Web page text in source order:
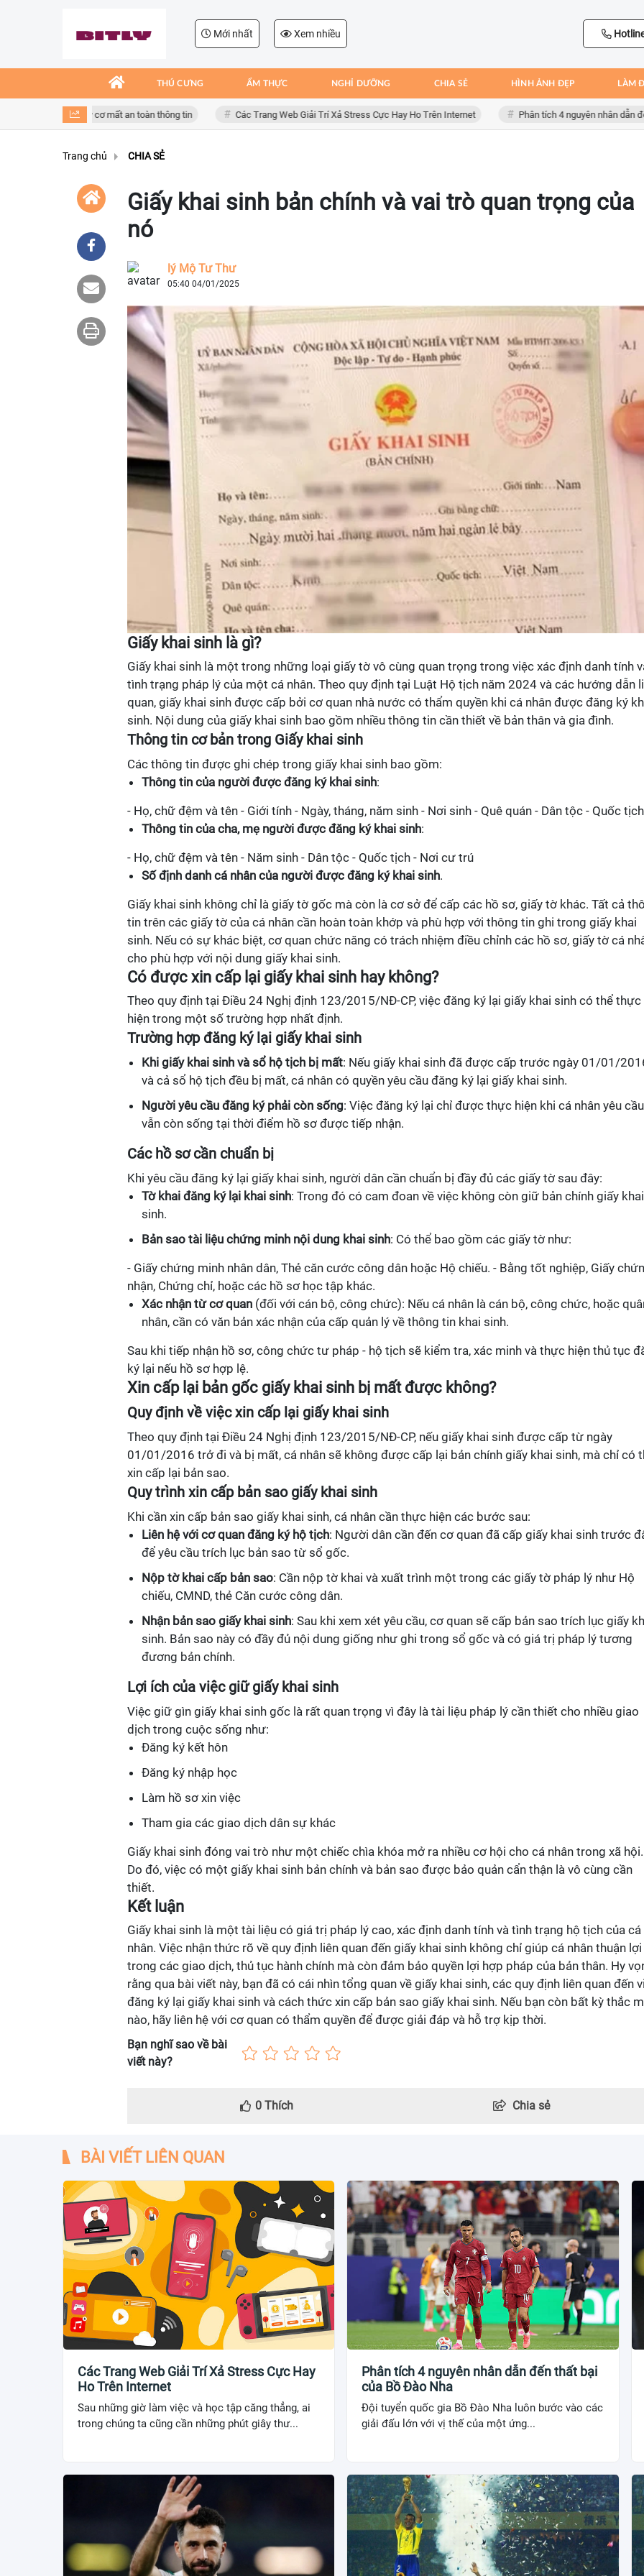
Mới nhất Xem nhiều
THÚ CƯNG ẨM THỰC NGHỈ DƯỠNG CHIA SẺ HÌNH ẢNH ĐẸP LÀM
giả mạo, nguy cơ mất an toàn thông tin Các Trang Web Giải Trí Xả Stress Cực Hay Ho Trên Internet Phân tích 4 nguyên nhân dẫn đến
Trang chủ CHIA SẺ
Giấy khai sinh bản chính và vai trò quan trọng của
nó
lý Mộ Tư Thư
05:40 04/01/2025
Giấy khai sinh là gì?
Giấy khai sinh là một trong những loại giấy tờ vô cùng quan trọng trong việc xác định danh tính
tình trạng pháp lý của một cá nhân. Theo quy định tại Luật Hộ tịch năm 2024 và các hướng dẫn
quan, giấy khai sinh được cấp bởi cơ quan nhà nước có thẩm quyền khi cá nhân được đăng ký
sinh. Nội dung của giấy khai sinh bao gồm nhiều thông tin cần thiết về bản thân và gia đình.
Thông tin cơ bản trong Giấy khai sinh
Các thông tin được ghi chép trong giấy khai sinh bao gồm:
Thông tin của người được đăng ký khai sinh:
- Họ, chữ đệm và tên - Giới tính - Ngày, tháng, năm sinh - Nơi sinh - Quê quán - Dân tộc - Quốc tịch
Thông tin của cha, mẹ người được đăng ký khai sinh:
- Họ, chữ đệm và tên - Năm sinh - Dân tộc - Quốc tịch - Nơi cư trú
Số định danh cá nhân của người được đăng ký khai sinh.
Giấy khai sinh không chỉ là giấy tờ gốc mà còn là cơ sở để cấp các hồ sơ, giấy tờ khác. Tất cả
tin trên các giấy tờ của cá nhân cần hoàn toàn khớp và phù hợp với thông tin ghi trong giấy khai
sinh. Nếu có sự khác biệt, cơ quan chức năng có trách nhiệm điều chỉnh các hồ sơ, giấy tờ cá
cho phù hợp với nội dung giấy khai sinh.
Có được xin cấp lại giấy khai sinh hay không?
Theo quy định tại Điều 24 Nghị định 123/2015/NĐ-CP, việc đăng ký lại giấy khai sinh có thể thực
hiện trong một số trường hợp nhất định.
Trường hợp đăng ký lại giấy khai sinh
Khi giấy khai sinh và sổ hộ tịch bị mất: Nếu giấy khai sinh đã được cấp trước ngày 01/01/
và cả sổ hộ tịch đều bị mất, cá nhân có quyền yêu cầu đăng ký lại giấy khai sinh.
Người yêu cầu đăng ký phải còn sống: Việc đăng ký lại chỉ được thực hiện khi cá nhân yêu cầu
vẫn còn sống tại thời điểm hồ sơ được tiếp nhận.
Các hồ sơ cần chuẩn bị
Khi yêu cầu đăng ký lại giấy khai sinh, người dân cần chuẩn bị đầy đủ các giấy tờ sau đây:
Tờ khai đăng ký lại khai sinh: Trong đó có cam đoan về việc không còn giữ bản chính giấy khai
sinh.
Bản sao tài liệu chứng minh nội dung khai sinh: Có thể bao gồm các giấy tờ như:
- Giấy chứng minh nhân dân, Thẻ căn cước công dân hoặc Hộ chiếu. - Bằng tốt nghiệp, Giấy
nhận, Chứng chỉ, hoặc các hồ sơ học tập khác.
Xác nhận từ cơ quan (đối với cán bộ, công chức): Nếu cá nhân là cán bộ, công chức, hoặc
nhân, cần có văn bản xác nhận của cấp quản lý về thông tin khai sinh.
Sau khi tiếp nhận hồ sơ, công chức tư pháp - hộ tịch sẽ kiểm tra, xác minh và thực hiện thủ tục
ký lại nếu hồ sơ hợp lệ.
Xin cấp lại bản gốc giấy khai sinh bị mất được không?
Quy định về việc xin cấp lại giấy khai sinh
Theo quy định tại Điều 24 Nghị định 123/2015/NĐ-CP, nếu giấy khai sinh được cấp từ ngày
01/01/2016 trở đi và bị mất, cá nhân sẽ không được cấp lại bản chính giấy khai sinh, mà chỉ có
xin cấp lại bản sao.
Quy trình xin cấp bản sao giấy khai sinh
Khi cần xin cấp bản sao giấy khai sinh, cá nhân cần thực hiện các bước sau:
Liên hệ với cơ quan đăng ký hộ tịch: Người dân cần đến cơ quan đã cấp giấy khai sinh trước
để yêu cầu trích lục bản sao từ sổ gốc.
Nộp tờ khai cấp bản sao: Cần nộp tờ khai và xuất trình một trong các giấy tờ pháp lý như Hộ
chiếu, CMND, thẻ Căn cước công dân.
Nhận bản sao giấy khai sinh: Sau khi xem xét yêu cầu, cơ quan sẽ cấp bản sao trích lục giấy
sinh. Bản sao này có đầy đủ nội dung giống như ghi trong sổ gốc và có giá trị pháp lý tương
đương bản chính.
Lợi ích của việc giữ giấy khai sinh
Việc giữ gìn giấy khai sinh gốc là rất quan trọng vì đây là tài liệu pháp lý cần thiết cho nhiều giao
dịch trong cuộc sống như:
Đăng ký kết hôn
Đăng ký nhập học
Làm hồ sơ xin việc
Tham gia các giao dịch dân sự khác
Giấy khai sinh đóng vai trò như một chiếc chìa khóa mở ra nhiều cơ hội cho cá nhân trong xã hội.
Do đó, việc có một giấy khai sinh bản chính và bản sao được bảo quản cẩn thận là vô cùng cần
thiết.
Kết luận
Giấy khai sinh là một tài liệu có giá trị pháp lý cao, xác định danh tính và tình trạng hộ tịch của cá
nhân. Việc nhận thức rõ về quy định liên quan đến giấy khai sinh không chỉ giúp cá nhân thuận lợi
trong các giao dịch, thủ tục hành chính mà còn đảm bảo quyền lợi hợp pháp của bản thân. Hy
rằng qua bài viết này, bạn đã có cái nhìn tổng quan về giấy khai sinh, các quy định liên quan đến
đăng ký lại giấy khai sinh và cách thức xin cấp bản sao giấy khai sinh. Nếu bạn còn bất kỳ thắc
nào, hãy liên hệ với cơ quan có thẩm quyền để được giải đáp và hỗ trợ kịp thời.
Bạn nghĩ sao về bài
viết này?
0Thích Chia sẻ
BÀI VIẾT LIÊN QUAN
Các Trang Web Giải Trí Xả Stress Cực Hay
Ho Trên Internet
Sau những giờ làm việc và học tập căng thẳng, ai
trong chúng ta cũng cần những phút giây thư...
Phân tích 4 nguyên nhân dẫn đến thất bại
của Bồ Đào Nha
Đội tuyển quốc gia Bồ Đào Nha luôn bước vào các
giải đấu lớn với vị thế của một ứng...